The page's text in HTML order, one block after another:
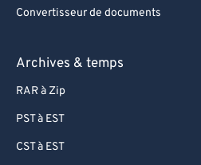
Convertisseur de documents
Archives & temps
RAR à Zip
PST à EST
CST à EST